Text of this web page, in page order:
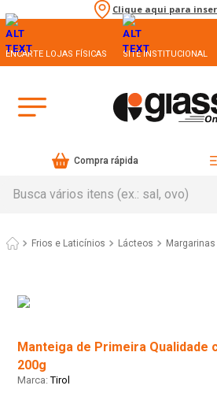
Clique aqui para
ENCARTE LOJAS FÍSICAS SITE INSTITUCIONAL
Compra rápida
Frios e Laticínios Lácteos
Manteiga de Primeira Qualidade
200g
Tirol